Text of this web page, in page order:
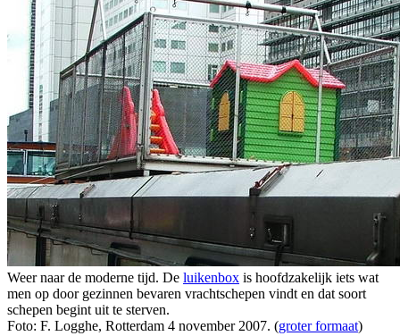
Weer naar de moderne tijd. De luikenbox is hoofdzakelijk iets wat
men op door gezinnen bevaren vrachtschepen vindt en dat soort
schepen begint uit te sterven.
Foto: F. Logghe, Rotterdam 4 november 2007. (groter formaat)